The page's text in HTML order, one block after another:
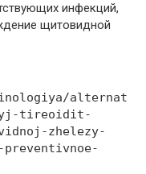
инфекций,
щитовидной
alternat
tireoidit-
zhelezy-